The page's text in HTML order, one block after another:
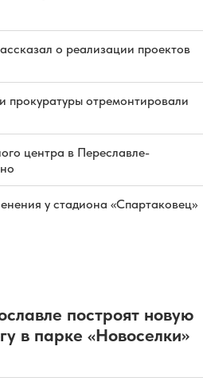
о реализации проектов
прокуратуры отремонтировали
центра в Переславле-
у стадиона «Спартаковец»
построят новую
в парке «Новоселки»